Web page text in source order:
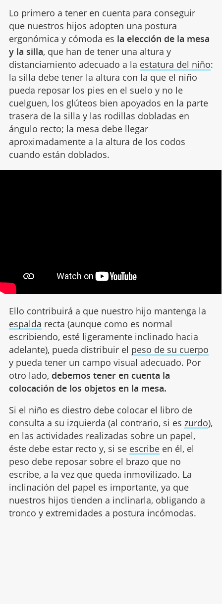
Lo primero a tener en cuenta para conseguir
que nuestros hijos adopten una postura
ergonómica y cómoda es la elección de la mesa
y la silla, que han de tener una altura y
distanciamiento adecuado a la estatura del niño:
la silla debe tener la altura con la que el niño
pueda reposar los pies en el suelo y no le
cuelguen, los glúteos bien apoyados en la parte
trasera de la silla y las rodillas dobladas en
ángulo recto; la mesa debe llegar
aproximadamente a la altura de los codos
cuando están doblados.
Ello contribuirá a que nuestro hijo mantenga la
espalda recta (aunque como es normal
escribiendo, esté ligeramente inclinado hacia
adelante), pueda distribuir el peso de su cuerpo
y pueda tener un campo visual adecuado. Por
otro lado, debemos tener en cuenta la
colocación de los objetos en la mesa.
Si el niño es diestro debe colocar el libro de
consulta a su izquierda (al contrario, si es zurdo),
en las actividades realizadas sobre un papel,
éste debe estar recto y, si se escribeen él, el
peso debe reposar sobre el brazo que no
escribe, a la vez que queda inmovilizado. La
inclinación del papel es importante, ya que
nuestros hijos tienden a inclinarla, obligando a
tronco y extremidades a postura incómodas.